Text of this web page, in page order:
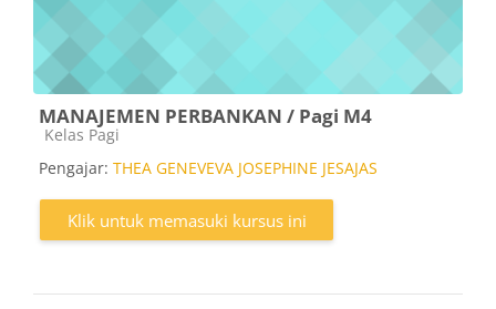
MANAJEMEN PERBANKAN / Pagi M4
Kategori kursus
Kelas Pagi
Pengajar: THEA GENEVEVA JOSEPHINE JESAJAS
Klik untuk memasuki kursus ini